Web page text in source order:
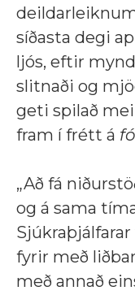
síðasta degi
ljós, eftir
slitnaði og
geti spilað
fram í frétt á
„Að fá
og á sama
fyrir með
með annað